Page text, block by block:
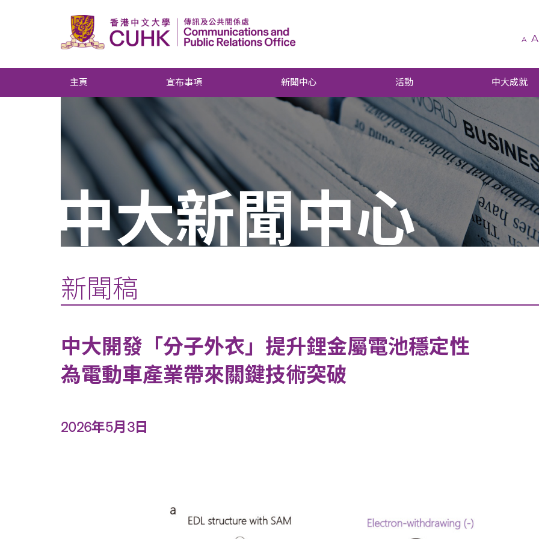
A A
主頁 宣布事項 新聞中心 活動 中大成就
中大新聞中心
新聞稿
中大開發「分子外衣」提升鋰金屬電池穩定性
為電動車產業帶來關鍵技術突破
2026年5月3日